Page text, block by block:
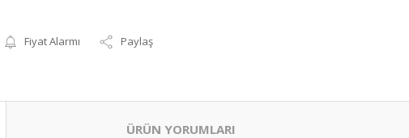
Fiyat Alarmı Paylaş
ÜRÜN YORUMLARI